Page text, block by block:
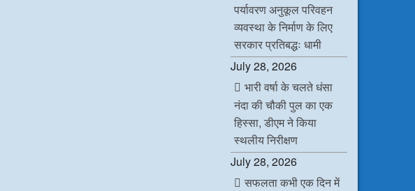
पर्यावरण अनुकूल परिवहन
व्यवस्था के निर्माण के लिए
सरकार प्रतिबद्धः धामी
July 28, 2026
भारी वर्षा के चलते धंसा
नंदा की चौकी पुल का एक
हिस्सा, डीएम ने किया
स्थलीय निरीक्षण
July 28, 2026
सफलता कभी एक दिन में